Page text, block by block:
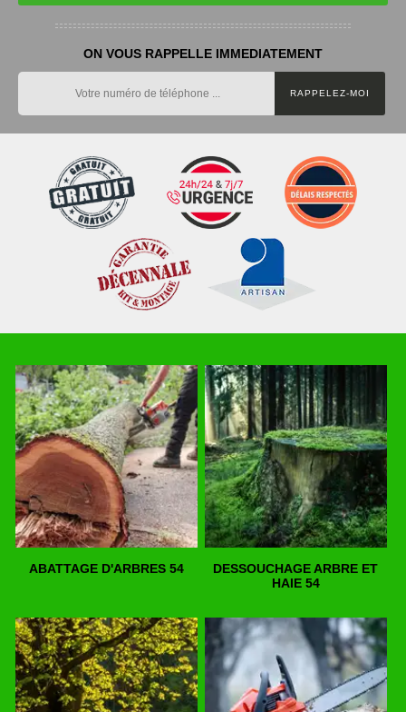
ON VOUS RAPPELLE IMMEDIATEMENT
ABATTAGE D'ARBRES 54
DESSOUCHAGE ARBRE ET
HAIE 54